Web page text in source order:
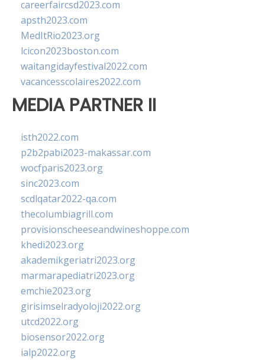
careerfaircsd2023.com
apsth2023.com
MedItRio2023.org
lcicon2023boston.com
waitangidayfestival2022.com
vacancesscolaires2022.com
MEDIA PARTNER II
isth2022.com
p2b2pabi2023-makassar.com
wocfparis2023.org
sinc2023.com
scdlqatar2022-qa.com
thecolumbiagrill.com
provisionscheeseandwineshoppe.com
khedi2023.org
akademikgeriatri2023.org
marmarapediatri2023.org
emchie2023.org
girisimselradyoloji2022.org
utcd2022.org
biosensor2022.org
ialp2022.org